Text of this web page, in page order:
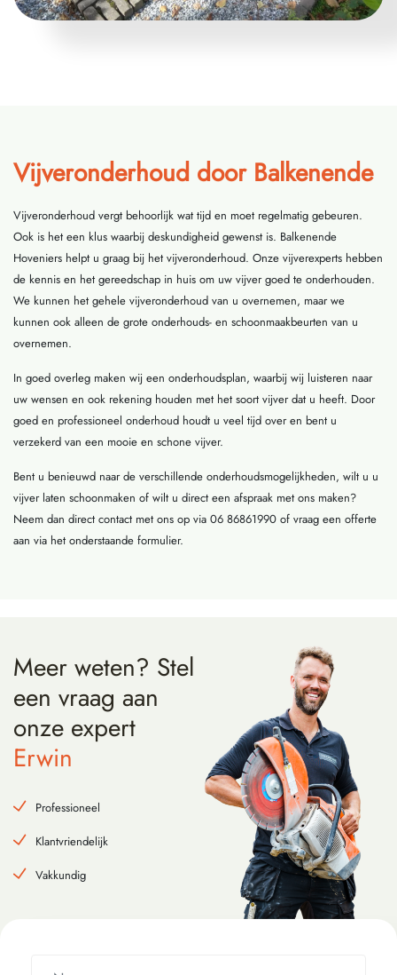
Vijveronderhoud door Balkenende
Vijveronderhoud vergt behoorlijk wat tijd en moet regelmatig gebeuren.
Ook is het een klus waarbij deskundigheid gewenst is. Balkenende
Hoveniers helpt u graag bij het vijveronderhoud. Onze vijverexperts hebben
de kennis en het gereedschap in huis om uw vijver goed te onderhouden.
We kunnen het gehele vijveronderhoud van u overnemen, maar we
kunnen ook alleen de grote onderhouds- en schoonmaakbeurten van u
overnemen.
In goed overleg maken wij een onderhoudsplan, waarbij wij luisteren naar
uw wensen en ook rekening houden met het soort vijver dat u heeft. Door
goed en professioneel onderhoud houdt u veel tijd over en bent u
verzekerd van een mooie en schone vijver.
Bent u benieuwd naar de verschillende onderhoudsmogelijkheden, wilt u u
vijver laten schoonmaken of wilt u direct een afspraak met ons maken?
Neem dan direct contact met ons op via 06 86861990 of vraag een offerte
aan via het onderstaande formulier.
Meer weten? Stel
een vraag aan
onze expert
Erwin
Professioneel
Klantvriendelijk
Vakkundig